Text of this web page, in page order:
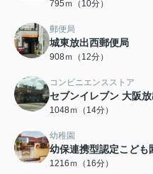
795ｍ（10分）
郵便局
城東放出西郵便局
908ｍ（12分）
コンビニエンスストア
セブンイレブン 大阪
1048ｍ（14分）
幼稚園
幼保連携型認定こども
1216ｍ（16分）